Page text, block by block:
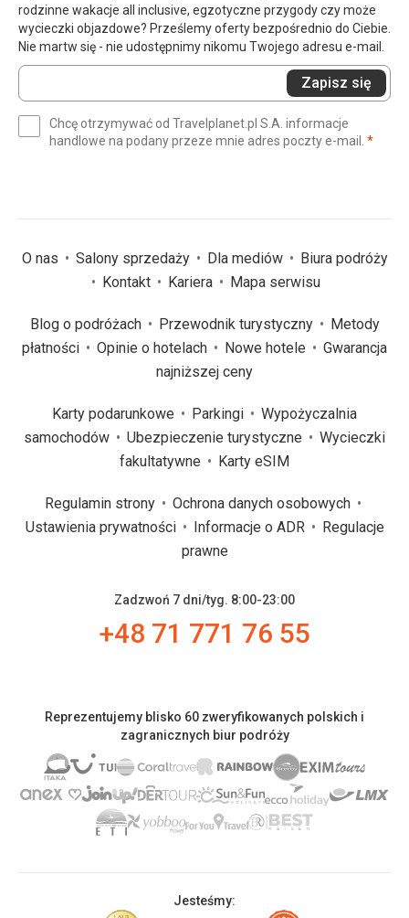
rodzinne wakacje all inclusive, egzotyczne przygody czy może
wycieczki objazdowe? Prześlemy oferty bezpośrednio do Ciebie.
Nie martw się - nie udostępnimy nikomu Twojego adresu e-mail.
Wprowadź
swój
(wymagane)
Zapisz się
Chcę otrzymywać od Travelplanet.pl S.A. informacje
handlowe na podany przeze mnie adres poczty e-mail. *
O nas Salony sprzedaży Dla mediów
Biura podróży
Kontakt
Kariera Mapa serwisu
Blog o podróżach Przewodnik turystyczny
Metody
płatności
Opinie o hotelach Nowe hotele
Gwarancja
najniższej ceny
Karty podarunkowe Parkingi
Wypożyczalnia
samochodów
Ubezpieczenie turystyczne
Wycieczki
fakultatywne
Karty eSIM
Regulamin strony
Ochrona danych osobowych
Ustawienia prywatności
Informacje o ADR
Regulacje
prawne
Zadzwoń 7 dni/tyg. 8:00-23:00
+48 71 771 76 55
Reprezentujemy blisko 60 zweryfikowanych polskich i
zagranicznych biur podróży
Jesteśmy: